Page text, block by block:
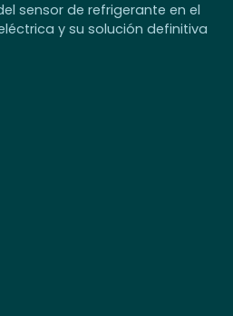
sensor de refrigerante en el
y su solución definitiva